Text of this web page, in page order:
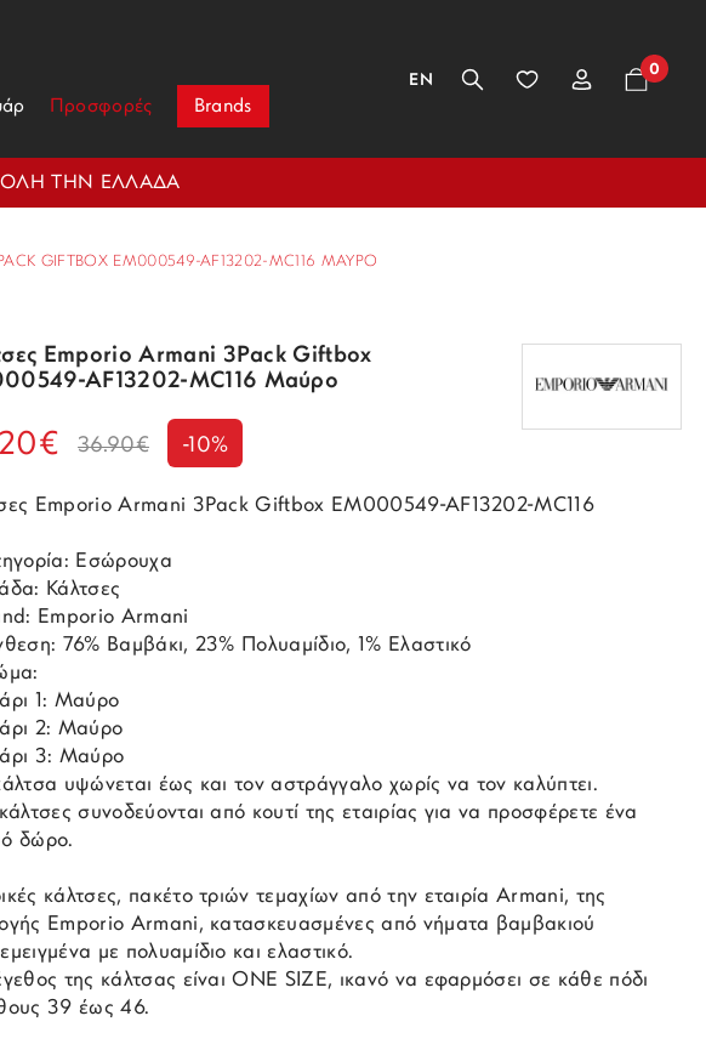
Προσφορές Brands
EN
0
ΤΗΝ ΕΛΛΑΔΑ
GIFTBOX EM000549-AF13202-MC116 ΜΑΎΡΟ
Emporio Armani 3Pack Giftbox
AF13202-MC116 Μαύρο
36.90€ -10%
Emporio Armani 3Pack Giftbox EM000549-AF13202-MC116
Εσώρουχα
Κάλτσες
Emporio Armani
76% Βαμβάκι, 23% Πολυαμίδιο, 1% Ελαστικό
1: Μαύρο
2: Μαύρο
3: Μαύρο
υψώνεται έως και τον αστράγγαλο χωρίς να τον καλύπτει.
συνοδεύονται από κουτί της εταιρίας για να προσφέρετε ένα
δώρο.
κάλτσες, πακέτο τριών τεμαχίων από την εταιρία Armani, της
Emporio Armani, κατασκευασμένες από νήματα βαμβακιού
με πολυαμίδιο και ελαστικό.
της κάλτσας είναι ONE SIZE, ικανό να εφαρμόσει σε κάθε πόδι
39 έως 46.